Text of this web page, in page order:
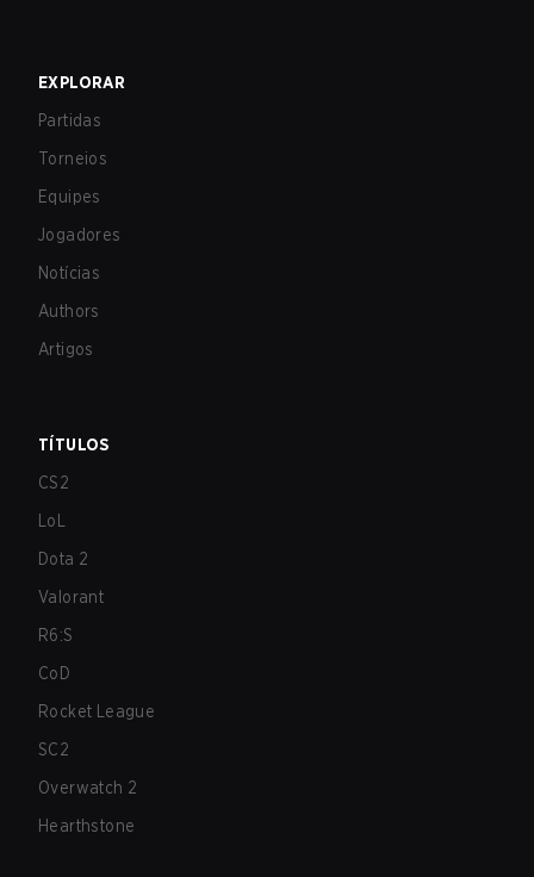
EXPLORAR
Partidas
Torneios
Equipes
Jogadores
Notícias
Authors
Artigos
TÍTULOS
CS2
LoL
Dota 2
Valorant
R6:S
CoD
Rocket League
SC2
Overwatch 2
Hearthstone